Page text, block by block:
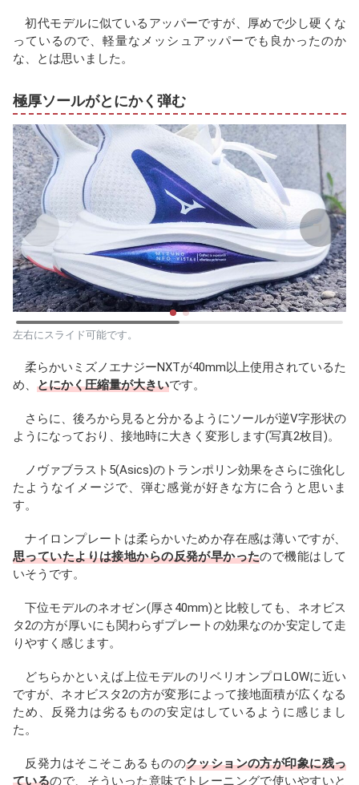
初代モデルに似ているアッパーですが、厚めで少し硬くな
っているので、軽量なメッシュアッパーでも良かったのか
な、とは思いました。
極厚ソールがとにかく弾む
左右にスライド可能です。
柔らかいミズノエナジーNXTが40mm以上使用されているた
め、 とにかく圧縮量が大きいです。
さらに、後ろから見ると分かるようにソールが逆V字形状の
ようになっており、接地時に大きく変形します(写真2枚目)。
ノヴァブラスト5(Asics)のトランポリン効果をさらに強化し
たようなイメージで、弾む感覚が好きな方に合うと思いま
す。
ナイロンプレートは柔らかいためか存在感は薄いですが、
思っていたよりは接地からの反発が早かったので機能はして
いそうです。
下位モデルのネオゼン(厚さ40mm)と比較しても、ネオビス
タ2の方が厚いにも関わらずプレートの効果なのか安定して走
りやすく感じます。
どちらかといえば上位モデルのリベリオンプロLOWに近い
ですが、ネオビスタ2の方が変形によって接地面積が広くなる
ため、反発力は劣るものの安定はしているように感じまし
た。
反発力はそこそこあるもののクッションの方が印象に残っ
ているので、そういった意味でトレーニングで使いやすいと